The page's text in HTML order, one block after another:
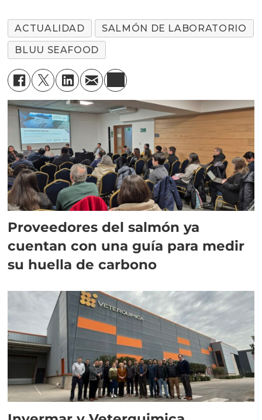
ACTUALIDAD
SALMÓN DE LABORATORIO
BLUU SEAFOOD
Proveedores del salmón ya
cuentan con una guía para medir
su huella de carbono